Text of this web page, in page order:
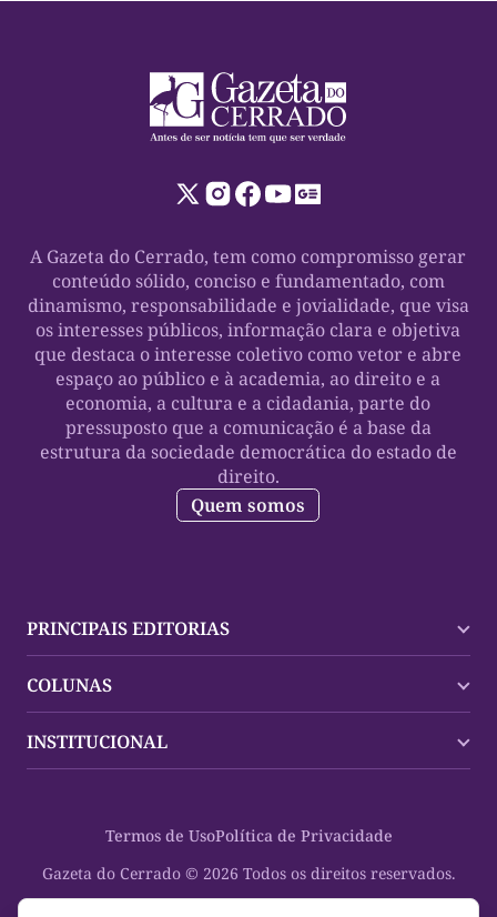
A Gazeta do Cerrado, tem como compromisso gerar
conteúdo sólido, conciso e fundamentado, com
dinamismo, responsabilidade e jovialidade, que visa
os interesses públicos, informação clara e objetiva
que destaca o interesse coletivo como vetor e abre
espaço ao público e à academia, ao direito e a
economia, a cultura e a cidadania, parte do
pressuposto que a comunicação é a base da
estrutura da sociedade democrática do estado de
direito.
Quem somos
PRINCIPAIS EDITORIAS
Palmas
Mundo
Oportunidades
Cultura
Saúde
COLUNAS
Policial
Planeta Vivo
Espaço Cidadania
Turistando Gazeta
INSTITUCIONAL
Gazeta do Cerrado © 2026 Todos os direitos reservados.
Termos de UsoPolítica de Privacidade